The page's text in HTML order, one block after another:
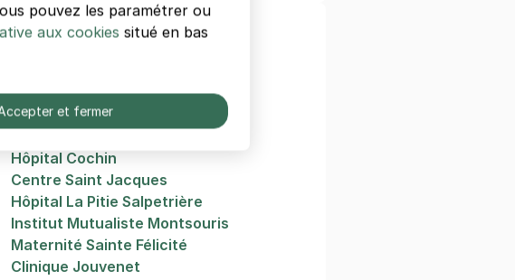
Autres hôpitaux de Paris
Clinique Arago
Hôpital Lariboisière
Hôpital Cochin
Centre Saint Jacques
Hôpital La Pitie Salpetrière
Institut Mutualiste Montsouris
Maternité Sainte Félicité
Clinique Jouvenet
pouvez les paramétrer ou
aux cookies situé en bas
et fermer